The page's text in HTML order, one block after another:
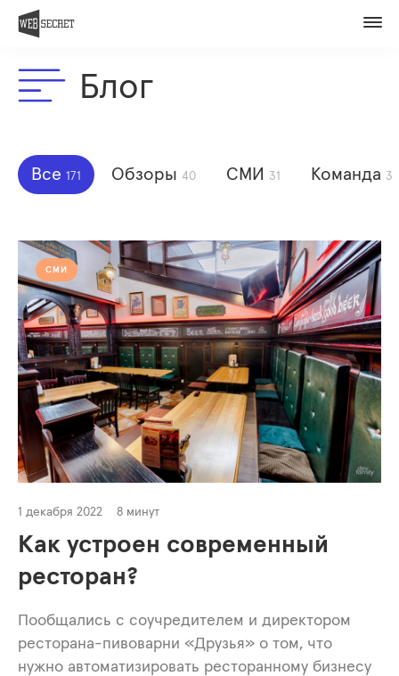
Оценить проект
Блог
Все 171 Обзоры 40 СМИ 31 Команда 3
СМИ
1 декабря 2022 8 минут
Как устроен современный
ресторан?
Пообщались с соучредителем и директором
ресторана-пивоварни «Друзья» о том, что
нужно автоматизировать ресторанному бизнесу